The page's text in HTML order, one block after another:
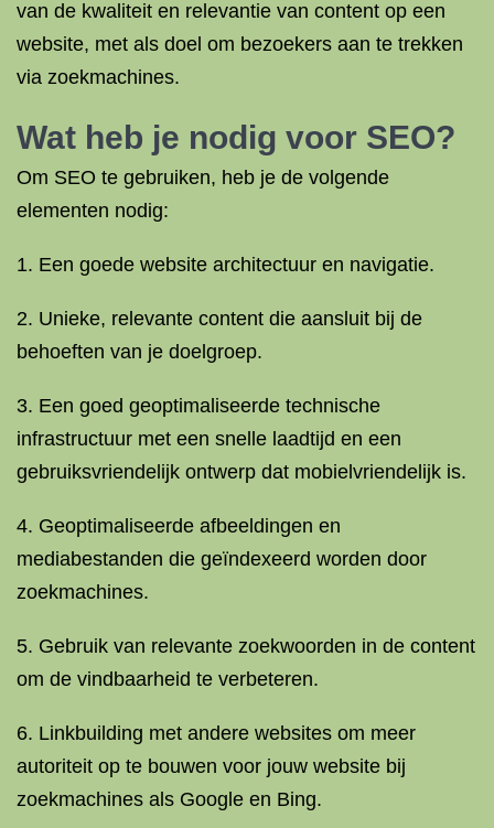
van de kwaliteit en relevantie van content op een
website, met als doel om bezoekers aan te trekken
via zoekmachines.
Wat heb je nodig voor SEO?
Om SEO te gebruiken, heb je de volgende
elementen nodig:
1. Een goede website architectuur en navigatie.
2. Unieke, relevante content die aansluit bij de
behoeften van je doelgroep.
3. Een goed geoptimaliseerde technische
infrastructuur met een snelle laadtijd en een
gebruiksvriendelijk ontwerp dat mobielvriendelijk is.
4. Geoptimaliseerde afbeeldingen en
mediabestanden die geïndexeerd worden door
zoekmachines.
5. Gebruik van relevante zoekwoorden in de content
om de vindbaarheid te verbeteren.
6. Linkbuilding met andere websites om meer
autoriteit op te bouwen voor jouw website bij
zoekmachines als Google en Bing.